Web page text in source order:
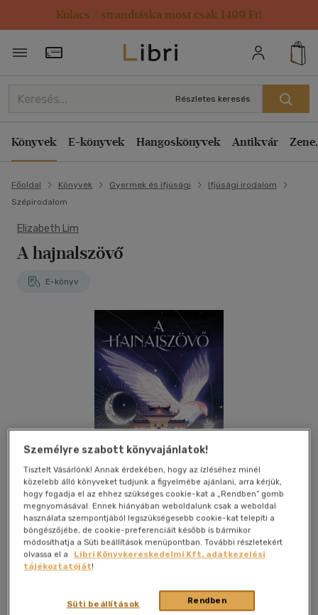
Kulacs / strandtáska most csak 1499 Ft!
Törzsvásárlói Kártya adatai
Részletes keresés
Könyvek E-könyvek Hangoskönyvek Antikvár
Főoldal Könyvek Gyermek és ifjúsági
Ifjúsági irodalom
Szépirodalom
Elizabeth Lim
A hajnalszövő
E-könyv
Beleolvasok Kívánságlistához adom Megosztom
Menő Könyvek|2025|magyar nyelvű
Személyre szabott könyvajánlatok!
Tisztelt Vásárlónk! Annak érdekében, hogy az ízléséhez minél
közelebb álló könyveket tudjunk a figyelmébe ajánlani, arra kérjük,
hogy fogadja el az ehhez szükséges cookie-kat a „Rendben” gomb
megnyomásával. Ennek hiányában weboldalunk csak a weboldal
használata szempontjából legszükségesebb cookie-kat telepíti a
böngészőjébe, de cookie-preferenciáit később is bármikor
módosíthatja a Süti beállítások menüpontban. További részletekért
olvassa el a
Libri Könyvkereskedelmi Kft. adatkezelési
tájékoztatóját!
Rendben
Süti beállítások